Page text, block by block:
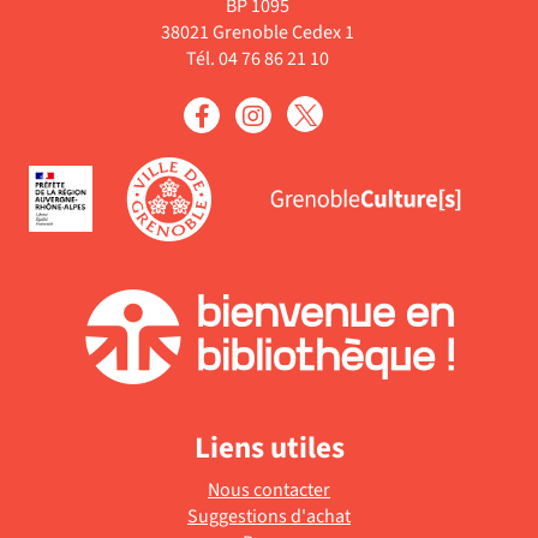
BP 1095
38021 Grenoble Cedex 1
Tél. 04 76 86 21 10
Liens utiles
Nous contacter
Suggestions d'achat